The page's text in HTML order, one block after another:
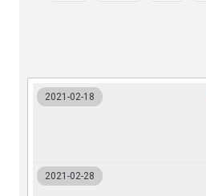
2021-02-18
2021-02-28